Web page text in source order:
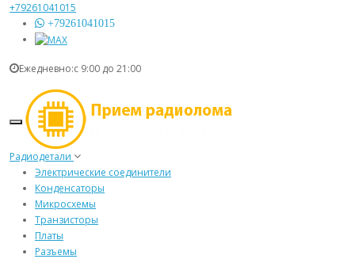
+79261041015
+79261041015
Ежедневно:с 9:00 до 21:00
Радиодетали
Электрические соединители
Конденсаторы
Микросхемы
Транзисторы
Платы
Разъемы